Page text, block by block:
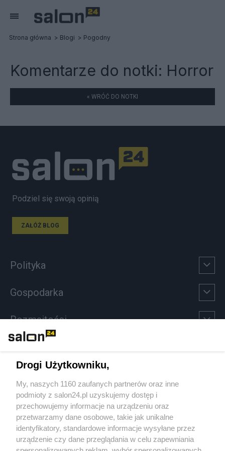
Strona główna Blogi Pogodny
Komentarze do notki: Horror
« WRÓĆ DO NOTKI
Podziel się swoją opinią
ZAŁÓŻ BLOG
Polityka
Gospodarka
Rozmaitości
Sport
Społeczeństwo
Kultura
Drogi Użytkowniku,
My, naszych 1160 zaufanych partnerów oraz inne
podmioty z salon24.pl uzyskujemy dostęp i
przechowujemy informacje na urządzeniu oraz
przetwarzamy dane osobowe, takie jak unikalne
identyfikatory, standardowe informacje wysyłane przez
urządzenie czy dane przeglądania w celu zapewniania